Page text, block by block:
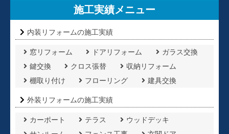
施工実績メニュー
内装リフォームの施工実績
窓リフォーム ドアリフォーム
ガラス交換
鍵交換
クロス張替
収納リフォーム
棚取り付け
フローリング 建具交換
外装リフォームの施工実績
カーポート テラス
ウッドデッキ